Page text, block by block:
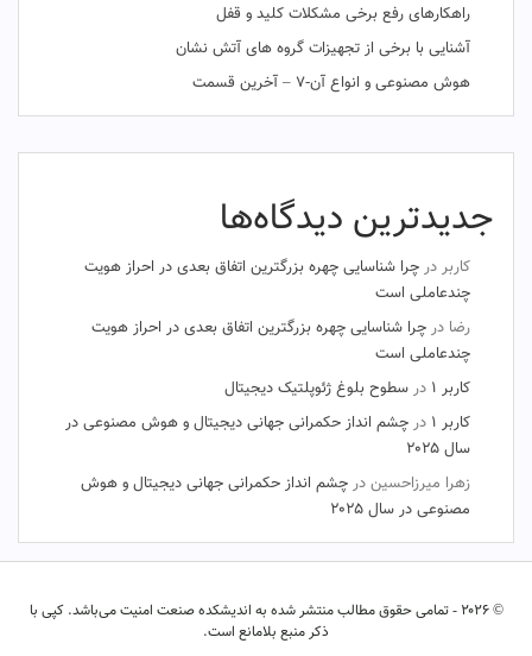
راهکارهای رفع برخی مشکلات کلید و قفل
آشنایی با برخی از تجهیزات گروه های آتش نشان
هوش مصنوعی و انواع آن-۷ – آخرین قسمت
جدیدترین دیدگاه‌ها
کاربر در چرا شناسایی چهره بزرگترین اتفاق بعدی در احراز هویت
چندعاملی است
رضا در چرا شناسایی چهره بزرگترین اتفاق بعدی در احراز هویت
چندعاملی است
کاربر ۱
در سطوح بلوغ ژئوپلتیک دیجیتال
کاربر ۱
در چشم‌ انداز حکمرانی جهانی دیجیتال و هوش مصنوعی در
سال ۲۰۲۵
زهرا میرزاحسین در چشم‌ انداز حکمرانی جهانی دیجیتال و هوش
مصنوعی در سال ۲۰۲۵
© ۲۰۲۶ - تمامی حقوق مطالب منتشر شده به اندیشکده صنعت امنیت می‌باشد. کپی با
ذکر منبع بلامانع است.